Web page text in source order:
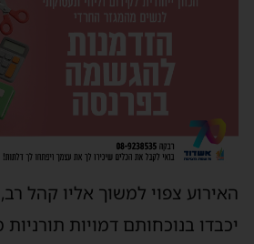
האירוע צפוי למשוך אליו קהל
יכבדו בנוכחותם דמויות